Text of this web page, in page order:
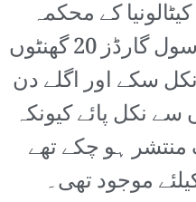
کے محکمہ
خزانہ کا گھیراؤ کر لیا۔ سول گارڈز 20 گھنٹوں
سکے اور اگلے دن
نکل پائے کیونکہ
ہو چکے تھے
موجود تھی۔